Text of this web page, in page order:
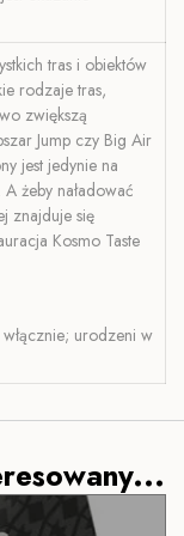
tras i obiektów
rodzaje tras,
zwiększą
Jump czy Big Air
jest jedynie na
żeby naładować
znajduje się
Kosmo Taste
urodzeni w